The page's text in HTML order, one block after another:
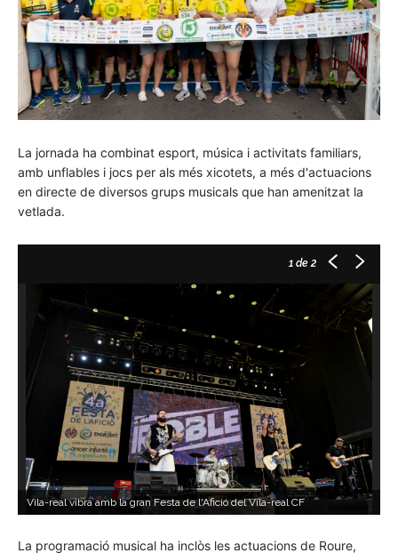
La jornada ha combinat esport, música i activitats familiars,
amb unflables i jocs per als més xicotets, a més d'actuacions
en directe de diversos grups musicals que han amenitzat la
vetlada.
1 de 2
Vila-real vibra amb la gran Festa de l'Afició del Vila-real CF
La programació musical ha inclòs les actuacions de Roure,